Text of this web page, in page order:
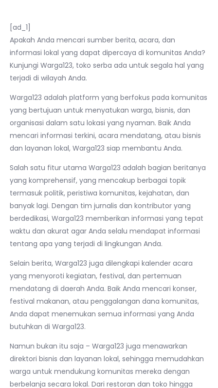
[ad_1]
Apakah Anda mencari sumber berita, acara, dan
informasi lokal yang dapat dipercaya di komunitas Anda?
Kunjungi Warga123, toko serba ada untuk segala hal yang
terjadi di wilayah Anda.
Warga123 adalah platform yang berfokus pada komunitas
yang bertujuan untuk menyatukan warga, bisnis, dan
organisasi dalam satu lokasi yang nyaman. Baik Anda
mencari informasi terkini, acara mendatang, atau bisnis
dan layanan lokal, Warga123 siap membantu Anda.
Salah satu fitur utama Warga123 adalah bagian beritanya
yang komprehensif, yang mencakup berbagai topik
termasuk politik, peristiwa komunitas, kejahatan, dan
banyak lagi. Dengan tim jurnalis dan kontributor yang
berdedikasi, Warga123 memberikan informasi yang tepat
waktu dan akurat agar Anda selalu mendapat informasi
tentang apa yang terjadi di lingkungan Anda.
Selain berita, Warga123 juga dilengkapi kalender acara
yang menyoroti kegiatan, festival, dan pertemuan
mendatang di daerah Anda. Baik Anda mencari konser,
festival makanan, atau penggalangan dana komunitas,
Anda dapat menemukan semua informasi yang Anda
butuhkan di Warga123.
Namun bukan itu saja – Warga123 juga menawarkan
direktori bisnis dan layanan lokal, sehingga memudahkan
warga untuk mendukung komunitas mereka dengan
berbelanja secara lokal. Dari restoran dan toko hingga